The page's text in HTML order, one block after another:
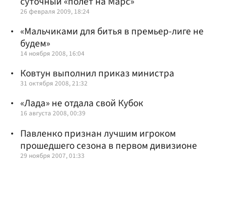
26 февраля 2009, 18:24
«Мальчиками для битья в премьер-лиге не
будем»
14 ноября 2008, 16:04
Ковтун выполнил приказ министра
31 октября 2008, 21:32
«Лада» не отдала свой Кубок
16 августа 2008, 00:39
Павленко признан лучшим игроком
прошедшего сезона в первом дивизионе
29 ноября 2007, 01:33